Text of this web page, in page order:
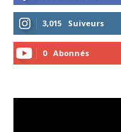
3,015 Suiveurs
0 Abonnés